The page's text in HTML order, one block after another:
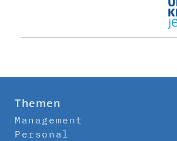
Themen
Management
Personal